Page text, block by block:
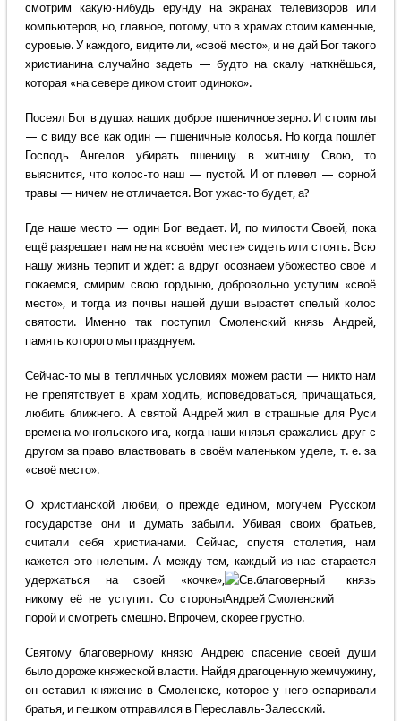
смотрим какую-нибудь ерунду на экранах телевизоров или
компьютеров, но, главное, потому, что в храмах стоим каменные,
суровые. У каждого, видите ли, «своё место», и не дай Бог такого
христианина случайно задеть — будто на скалу наткнёшься,
которая «на севере диком стоит одиноко».
Посеял Бог в душах наших доброе пшеничное зерно. И стоим мы
— с виду все как один — пшеничные колосья. Но когда пошлёт
Господь Ангелов убирать пшеницу в житницу Свою, то
выяснится, что колос-то наш — пустой. И от плевел — сорной
травы — ничем не отличается. Вот ужас-то будет, а?
Где наше место — один Бог ведает. И, по милости Своей, пока
ещё разрешает нам не на «своём месте» сидеть или стоять. Всю
нашу жизнь терпит и ждёт: а вдруг осознаем убожество своё и
покаемся, смирим свою гордыню, добровольно уступим «своё
место», и тогда из почвы нашей души вырастет спелый колос
святости. Именно так поступил Смоленский князь Андрей,
память которого мы празднуем.
Сейчас-то мы в тепличных условиях можем расти — никто нам
не препятствует в храм ходить, исповедоваться, причащаться,
любить ближнего. А святой Андрей жил в страшные для Руси
времена монгольского ига, когда наши князья сражались друг с
другом за право властвовать в своём маленьком уделе, т. е. за
«своё место».
О христианской любви, о прежде едином, могучем Русском
государстве они и думать забыли. Убивая своих братьев,
считали себя христианами. Сейчас, спустя столетия, нам
кажется это нелепым. А между тем, каждый из нас старается
удержаться на своей «кочке»,
никому её не уступит. Со стороны
порой и смотреть смешно. Впрочем, скорее грустно.
Святому благоверному князю Андрею спасение своей души
было дороже княжеской власти. Найдя драгоценную жемчужину,
он оставил княжение в Смоленске, которое у него оспаривали
братья, и пешком отправился в Переславль-Залесский.